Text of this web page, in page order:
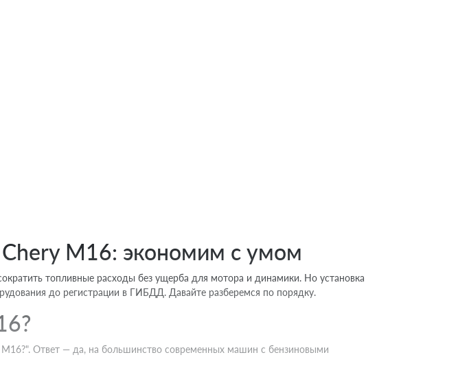
M16: экономим с умом
топливные расходы без ущерба для мотора и динамики. Но установка
до регистрации в ГИБДД. Давайте разберемся по порядку.
Ответ — да, на большинство современных машин с бензиновыми